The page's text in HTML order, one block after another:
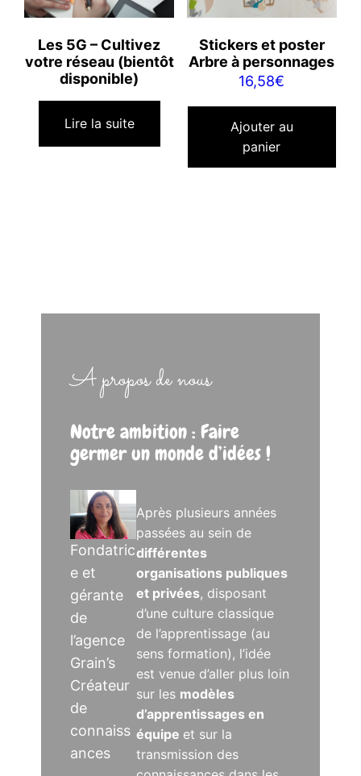
Les 5G – Cultivez
votre réseau (bientôt
disponible)
Lire la suite
Stickers et poster
Arbre à personnages
16,58€
Ajouter au
panier
A propos de nous
Notre ambition : Faire
germer un monde d’idées !
Fondatric
e et
gérante
de
l’agence
Grain’s
Créateur
de
connaiss
ances
Après plusieurs années
passées au sein de
différentes
organisations publiques
et privées, disposant
d’une culture classique
de l’apprentissage (au
sens formation), l’idée
est venue d’aller plus loin
sur les modèles
d’apprentissages en
équipe et sur la
transmission des